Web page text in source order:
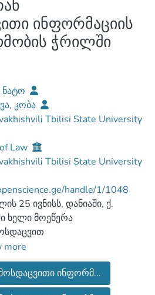
ინფორმაციის
ჭრილში
ნატო
კობა
Tbilisi State University
Law
Tbilisi State University
handle/1/1048
25 ივნისს, დანიაში, ქ.
ხელი მოეწერა
დაკავშირებული
ხელმისაწვდომობის,
პროცესში საზოგადოების
more
ინფორმ...